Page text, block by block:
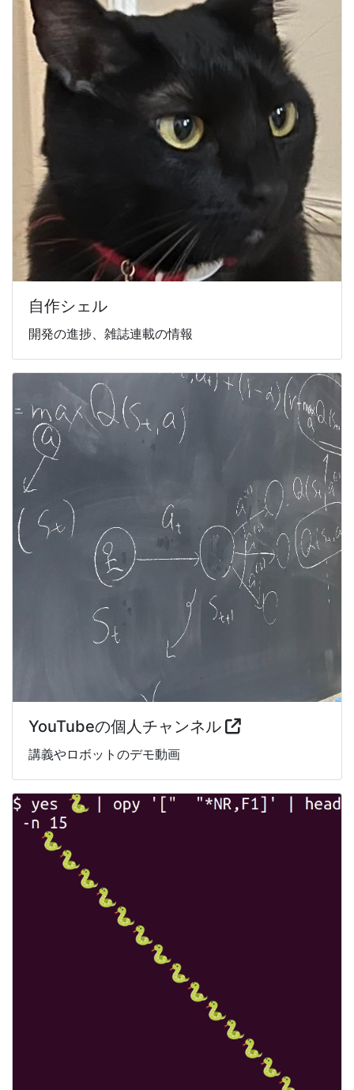
自作シェル
開発の進捗、雑誌連載の情報
YouTubeの個人チャンネル
講義やロボットのデモ動画